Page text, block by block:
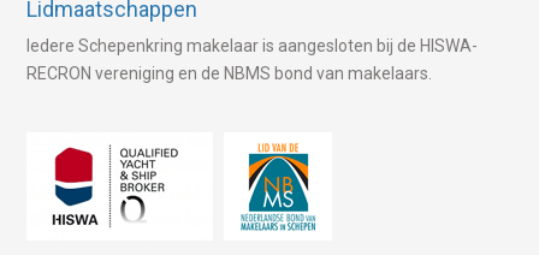
Lidmaatschappen
Iedere Schepenkring makelaar is aangesloten bij de HISWA-
RECRON vereniging en de NBMS bond van makelaars.